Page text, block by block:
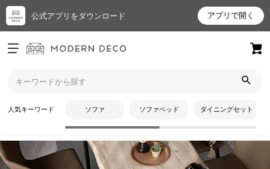
公式アプリをダウンロード アプリで開く
ログイン
新規会員登録
お
り
人気キーワード ソファ ソファベッド ダイニングセット